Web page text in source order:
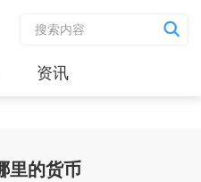
资讯
里的货币